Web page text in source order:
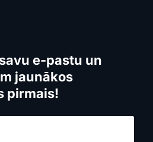
e-pastu un
jaunākos
pirmais!